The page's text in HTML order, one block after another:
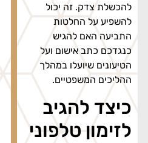
להכשלת צדק. זה יכול
להשפיע על החלטות
התביעה האם להגיש
כנגדכם כתב אישום ועל
הטיעונים שיועלו במהלך
ההליכים המשפטיים.
כיצד להגיב
לזימון טלפוני